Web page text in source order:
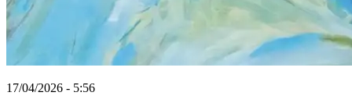
17/04/2026 - 5:56